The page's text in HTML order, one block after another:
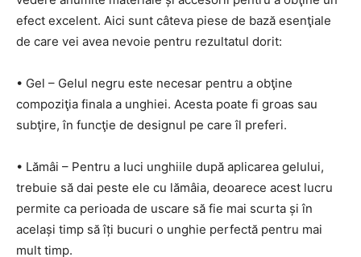
efect excelent. Aici sunt câteva piese de bază esenţiale
de care vei avea nevoie pentru rezultatul dorit:
• Gel – Gelul negru este necesar pentru a obţine
compoziţia finala a unghiei. Acesta poate fi groas sau
subţire, în funcţie de designul pe care îl preferi.
• Lămâi – Pentru a luci unghiile după aplicarea gelului,
trebuie să dai peste ele cu lămâia, deoarece acest lucru
permite ca perioada de uscare să fie mai scurta și în
același timp să îți bucuri o unghie perfectă pentru mai
mult timp.